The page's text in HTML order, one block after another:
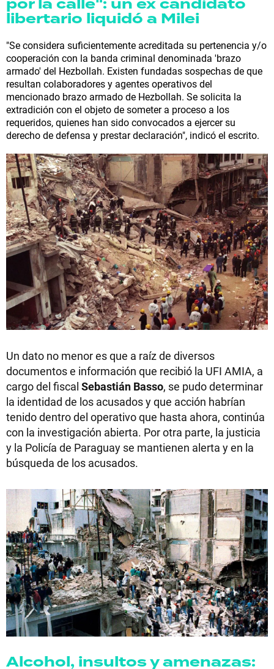
libertario liquidó a Milei
"Se considera suficientemente acreditada su pertenencia y/o
cooperación con la banda criminal denominada 'brazo
armado' del Hezbollah. Existen fundadas sospechas de que
resultan colaboradores y agentes operativos del
mencionado brazo armado de Hezbollah. Se solicita la
extradición con el objeto de someter a proceso a los
requeridos, quienes han sido convocados a ejercer su
derecho de defensa y prestar declaración", indicó el escrito.
Un dato no menor es que a raíz de diversos
documentos e información que recibió la UFI AMIA, a
cargo del fiscal Sebastián Basso, se pudo determinar
la identidad de los acusados y que acción habrían
tenido dentro del operativo que hasta ahora, continúa
con la investigación abierta. Por otra parte, la justicia
y la Policía de Paraguay se mantienen alerta y en la
búsqueda de los acusados.
Alcohol, insultos y amenazas: